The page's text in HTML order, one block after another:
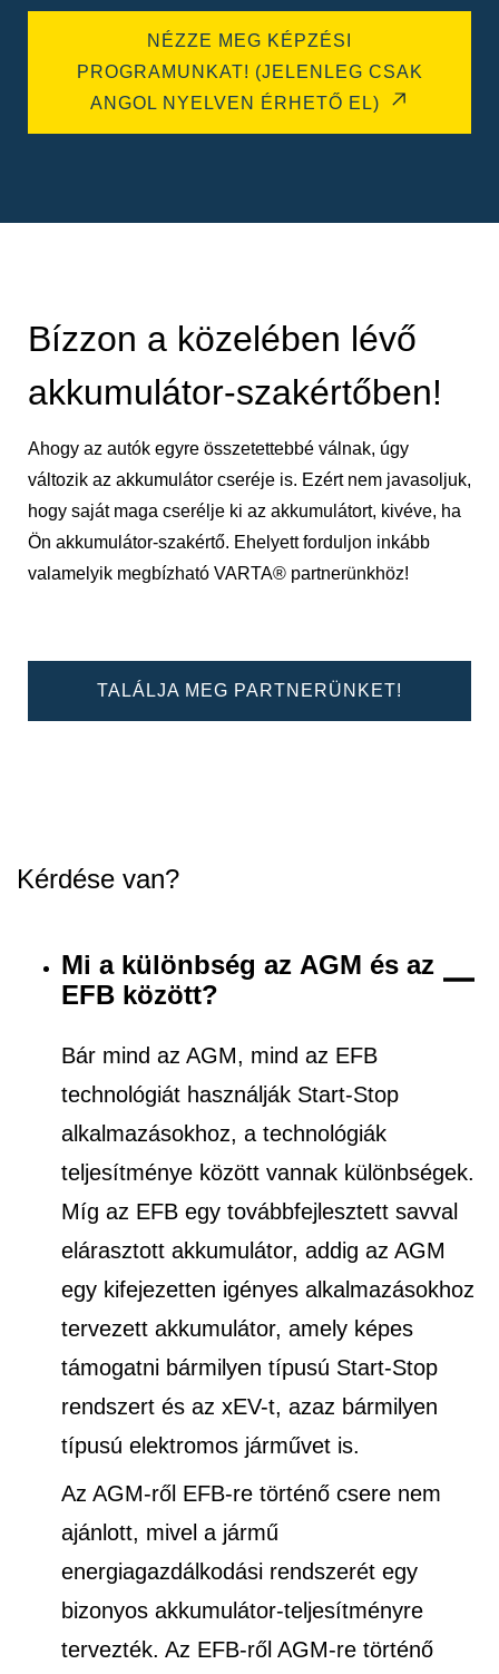
NÉZZE MEG KÉPZÉSI
PROGRAMUNKAT! (JELENLEG CSAK
ANGOL NYELVEN ÉRHETŐ EL)
Bízzon a közelében lévő
akkumulátor-szakértőben!
Ahogy az autók egyre összetettebbé válnak, úgy
változik az akkumulátor cseréje is. Ezért nem javasoljuk,
hogy saját maga cserélje ki az akkumulátort, kivéve, ha
Ön akkumulátor-szakértő. Ehelyett forduljon inkább
valamelyik megbízható VARTA® partnerünkhöz!
TALÁLJA MEG PARTNERÜNKET!
Kérdése van?
Mi a különbség az AGM és az
EFB között?
Bár mind az AGM, mind az EFB
technológiát használják Start-Stop
alkalmazásokhoz, a technológiák
teljesítménye között vannak különbségek.
Míg az EFB egy továbbfejlesztett savval
elárasztott akkumulátor, addig az AGM
egy kifejezetten igényes alkalmazásokhoz
tervezett akkumulátor, amely képes
támogatni bármilyen típusú Start-Stop
rendszert és az xEV-t, azaz bármilyen
típusú elektromos járművet is.
Az AGM-ről EFB-re történő csere nem
ajánlott, mivel a jármű
energiagazdálkodási rendszerét egy
bizonyos akkumulátor-teljesítményre
tervezték. Az EFB-ről AGM-re történő